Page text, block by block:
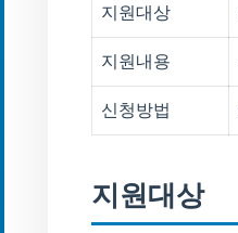
지원대상
지원내용
신청방법
지원대상